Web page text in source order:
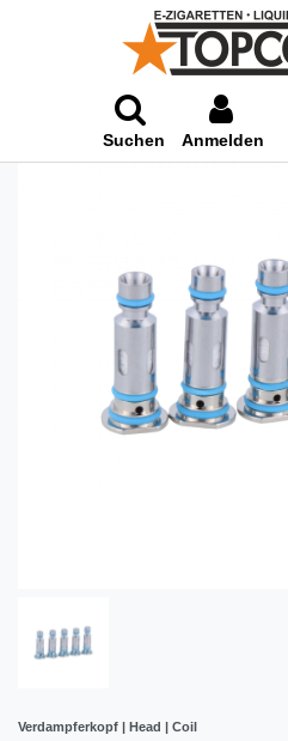
Suchen Anmelden
Verdampferkopf | Head | Coil